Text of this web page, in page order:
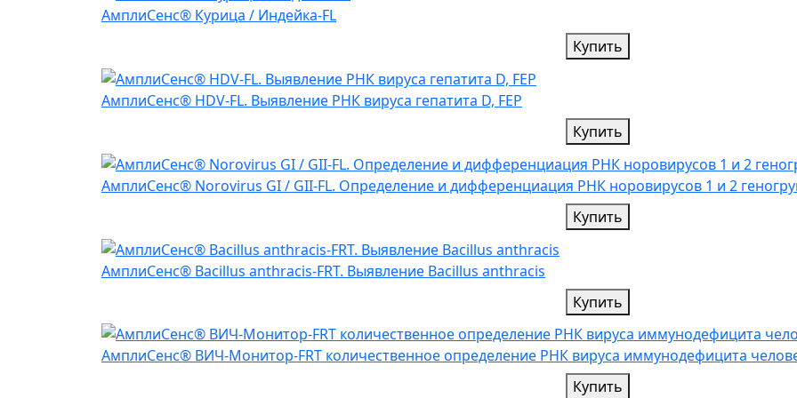
АмплиСенс® Курица / Индейка-FL
Купить
АмплиСенс® HDV-FL. Выявление РНК вируса гепатита D, FEP
Купить
АмплиСенс® Norovirus GI / GII-FL. Определение и дифференциация РНК норовирусов 1 и 2
Купить
АмплиСенс® Bacillus anthracis-FRT. Выявление Bacillus anthracis
Купить
АмплиСенс® ВИЧ-Монитор-FRT количественное определение РНК вируса иммунодефицита
Купить